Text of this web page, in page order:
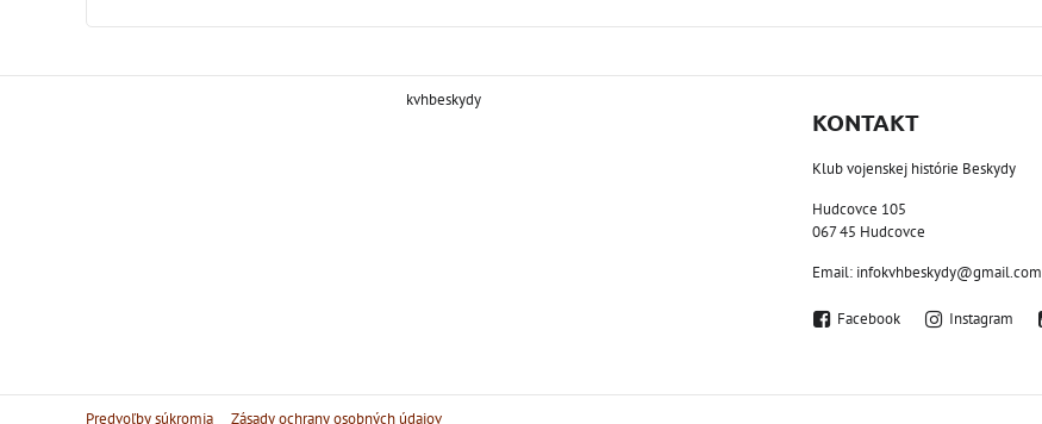
kvhbeskydy
KONTAKT
Klub vojenskej histórie Beskydy
Hudcovce 105
067 45 Hudcovce
Email: infokvhbeskydy@gmail.com
Facebook Instagram
Predvoľby súkromia Zásady ochrany osobných údajov